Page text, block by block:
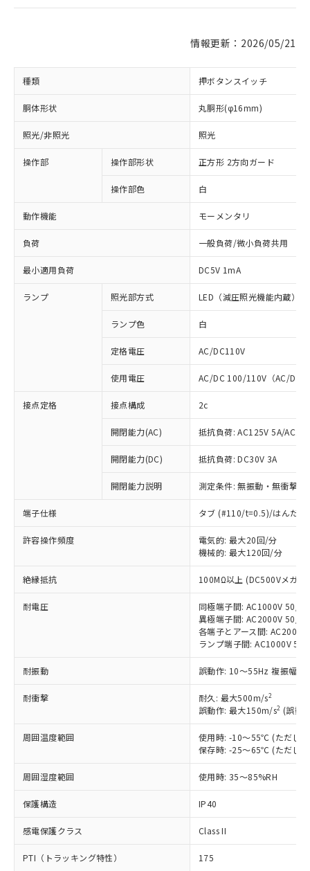
情報更新：2026/05/21
種類 押ボタンスイッチ
胴体形状 丸胴形(φ16mm)
照光/非照光 照光
操作部 操作部形状 正方形 2方向ガード
操作部色 白
動作機能 モーメンタリ
負荷 一般負荷/微小負荷共用
最小適用負荷 DC5V 1mA
ランプ 照光部方式 LED（減圧照光機能内蔵）
ランプ色 白
定格電圧 AC/DC110V
使用電圧 AC/DC 100/110V（AC/DC
接点定格 接点構成 2c
開閉能力(AC) 抵抗負荷: AC125V 5A/
開閉能力(DC) 抵抗負荷: DC30V 3A
開閉能力説明 測定条件: 無振動・無衝撃
端子仕様 タブ (#110/t=0.5)/はんだづ
許容操作頻度
電気的: 最大20回/分
機械的: 最大120回/分
絶縁抵抗 100MΩ以上 (DC500Vメガ)
耐電圧
同極端子間: AC1000V 50/
異極端子間: AC2000V 50/
各端子とアース間:
ランプ端子間: AC1000V
耐振動 誤動作: 10～55Hz 複振幅
耐衝撃 耐久: 最大500m/s2
誤動作: 最大150m/s2 (誤動
周囲温度範囲
使用時: -10～55℃ (ただし
保存時: -25～65℃ (ただし
周囲湿度範囲 使用時: 35～85%RH
保護構造 IP40
感電保護クラス Class II
PTI（トラッキング特性） 175
以下の条件をお読みいただき、同意のうえ
本サービスは、当社制御機器事業取扱
商品の当社在庫状況および標準価格
(税抜)を提供させていただくもので
当社制御機器事業取扱商品の中には、
本サービスの対象外となる商品もある
在庫状況および標準価格照会結果は、
記載している更新日時点での社内デー
タに基づき作成されるものであり、閲
覧された時点での実際の在庫および標
準価格とは異なる場合があることをご
了承ください。
※1 対応状況
対応済み：EU RoHS指令（10物質）の
非含有に対応した製品が提供可能な商品で
す。
対応予定：EU RoHS指令（10物質）の非含
有に対応した製品に切り替える予定のある
対応予定なし：EU RoHS指令（10物質）の
調査・確認中：EU RoHS指令（10物質）の
非含有の対応状況を調査中または確認中の
非該当品：ライセンス料など無形物で、有
害物質有無と関係のない商品です。
仕入先様の事情により、非含有部品として
いたものが、含有品と判明した場合などや
むを得ず変更することがあります。
ミウム(Cd) 100ppm以下、
六価クロム(Cr(Ⅵ)) 1000ppm以下、ポリ臭化ビフェニル
類(PBB) 1000ppm以下、ポリ臭化ジフェニルエーテル類
(PBDE) 1000ppm以下、フタル酸ビス(2-エチルヘキシ
「○」：最大均質材料含有率が中国RoHSの
基準値以下であることを示します。
「×」：最大均質材料含有率が中国RoHSの
基準値を超えていることを示します。
「－」：未確認です。当社販売部門へお問
*中国RoHS10物質の基準値 (GB/T26572)：
Pb(鉛) :1000ppm、 Hg(水銀) : 1000ppm、 Cd(カドミウ
Cr(Ⅵ)(六価クロム) : 1000ppm、 PBBs(ポリ臭化ビフェ
当社は、これら貴社製品のうち、外国
為替および外国貿易法に定める商品
（以下｢規制貨物等」という）を輸出
または国外への提供する場合は、日本
国政府の輸出許可(または役務取引許
可)を取得するなどの必要な手続きを
とります。
号